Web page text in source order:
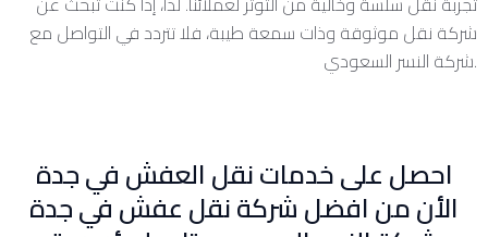
شركة نقل موثوقة وذات سمعة طيبة، فلا تتردد في التواصل مع
شركة النسر السعودي.
احصل على خدمات نقل العفش في جدة
الأن من افضل شركة نقل عفش في جدة